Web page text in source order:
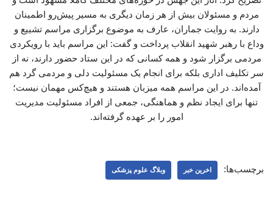
مردم و مسئولان بیش از هر زمان دیگری به مسیر پیش‌رو اطمینان
دارند. به روایت جماران، عارف به موضوع برگزاری مراسم تشییع و
وداع با رهبر شهید انقلاب پرداخت و گفت: این مراسم باید با رویکردی
مردمی برگزار شود و همه کسانی که در این ستاد حضور دارند، نه از
سر تکلیف اداری بلکه برای انجام یک مسئولیت دلی و مردمی گرد هم
آمده‌اند. در این مراسم همه میزبان هستند و هیچ‌کس مهمان نیست؛
تنها برای ایجاد نظم و هماهنگی، جمعی از افراد مسئولیت مدیریت
امور را بر عهده گرفته‌اند.
برچسب‌ها: اخرین خبر وبلاگ علوم پزشکی